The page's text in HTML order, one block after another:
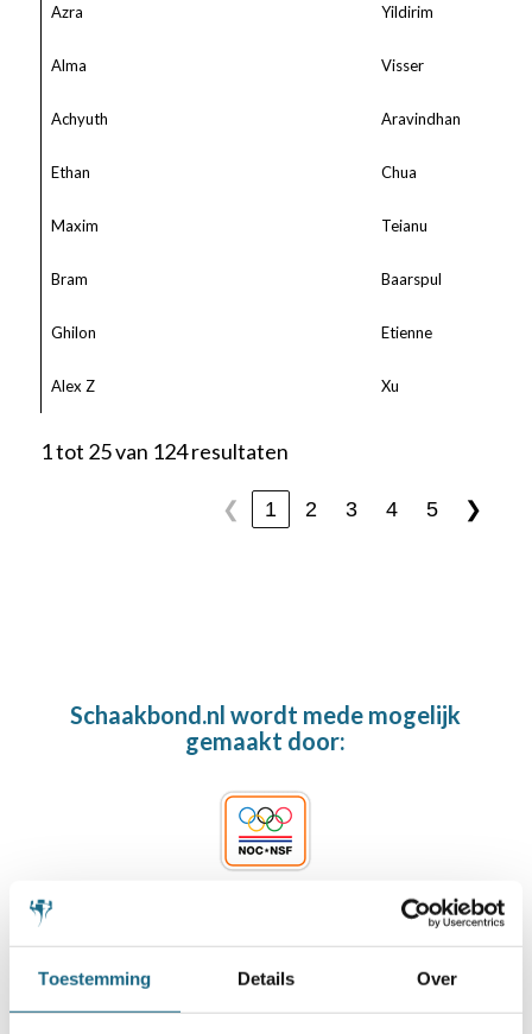
Toestemming Details Over
Azra Yildirim
Alma Visser
Achyuth Aravindhan
Ethan Chua
Maxim Teianu
Bram Baarspul
Ghilon Etienne
Alex Z Xu
1 tot 25 van 124 resultaten
❮ 1 2 3 4 5 ❯
Schaakbond.nl wordt mede mogelijk
gemaakt door: